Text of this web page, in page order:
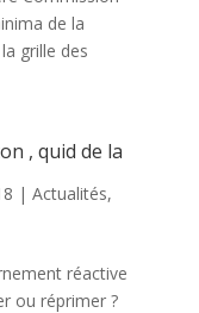
de la
grille des
, quid de la
| Actualités,
réactive
ou réprimer ?